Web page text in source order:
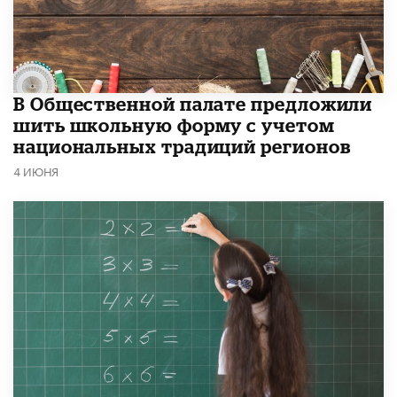
В Общественной палате предложили
шить школьную форму с учетом
национальных традиций регионов
4 ИЮНЯ